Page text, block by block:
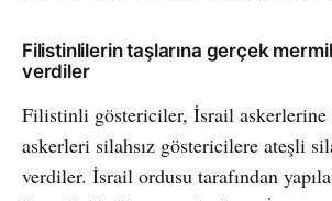
Filistinlilerin taşlarına gerçek
verdiler
Filistinli göstericiler, İsrail askerlerine
askerleri silahsız göstericilere ateşli
verdiler. İsrail ordusu tarafından